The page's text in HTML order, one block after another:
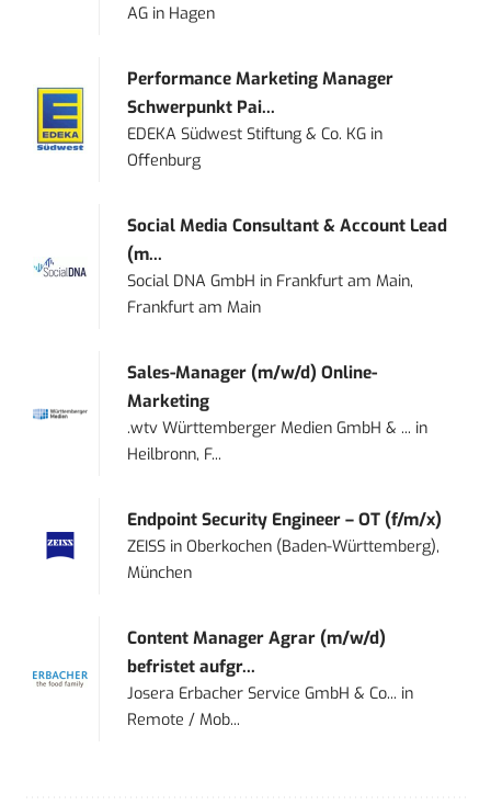
AG in Hagen
Performance Marketing Manager
Schwerpunkt Pai...
EDEKA Südwest Stiftung & Co. KG in
Offenburg
Social Media Consultant & Account Lead
(m...
Social DNA GmbH in Frankfurt am Main,
Frankfurt am Main
Sales-Manager (m/w/d) Online-
Marketing
.wtv Württemberger Medien GmbH & ... in
Heilbronn, F...
Endpoint Security Engineer – OT (f/m/x)
ZEISS inOberkochen (Baden-Württemberg),
München
Content Manager Agrar (m/w/d)
befristet aufgr...
Josera Erbacher Service GmbH & Co... in
Remote / Mob...